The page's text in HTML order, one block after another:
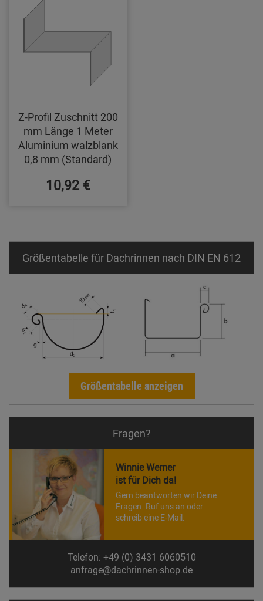
Z-Profil Zuschnitt 200
mm Länge 1 Meter
Aluminium walzblank
0,8 mm (Standard)
10,92 €
Größentabelle für Dachrinnen nach DIN EN 612
Größentabelle anzeigen
Fragen?
Winnie Werner
ist für Dich da!
Gern beantworten wir Deine
Fragen. Ruf uns an oder
schreib eine E-Mail.
Telefon: +49 (0) 3431 6060510
anfrage@dachrinnen-shop.de